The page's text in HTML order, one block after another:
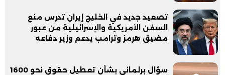
تصعيد جديد في الخليج إيران تدرس منع
السفن الأمريكية والإسرائيلية من عبور
مضيق هرمز وترامب يدعم وزير دفاعه
سؤال برلماني بشأن تعطيل حقوق نحو 1600